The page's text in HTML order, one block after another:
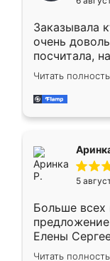
мебели буду
Заказывала
очень
посчитала,
Замерщик
делу со
за день,
Читать
5
Больше всех
Елены
короткие
Читать